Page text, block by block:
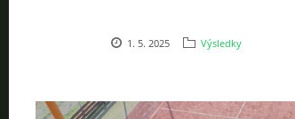
1. 5. 2025 Výsledky